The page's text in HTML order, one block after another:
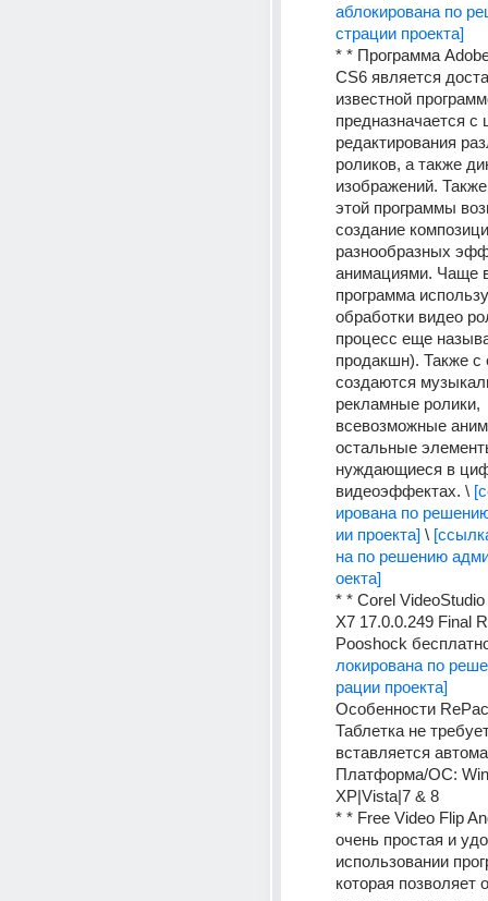
аблокирована по
страции проекта]
* * Программа
CS6 является
известной
предназначается с
редактирования
роликов, а также
изображений.
этой программы
создание
разнообразных
анимациями. Чаще
программа
обработки видео
процесс еще
продакшн). Также
создаются
рекламные ролики,
всевозможные
остальные
нуждающиеся в
видеоэффектах. \
ирована по
ии проекта] \
на по решению
оекта]
* * Corel
X7 17.0.0.249 Final
Pooshock
локирована по
рации проекта]
Особенности
Таблетка не
вставляется
Платформа/ОС:
XP|Vista|7 & 8
* * Free Video Flip
очень простая и
использовании
которая позволяет